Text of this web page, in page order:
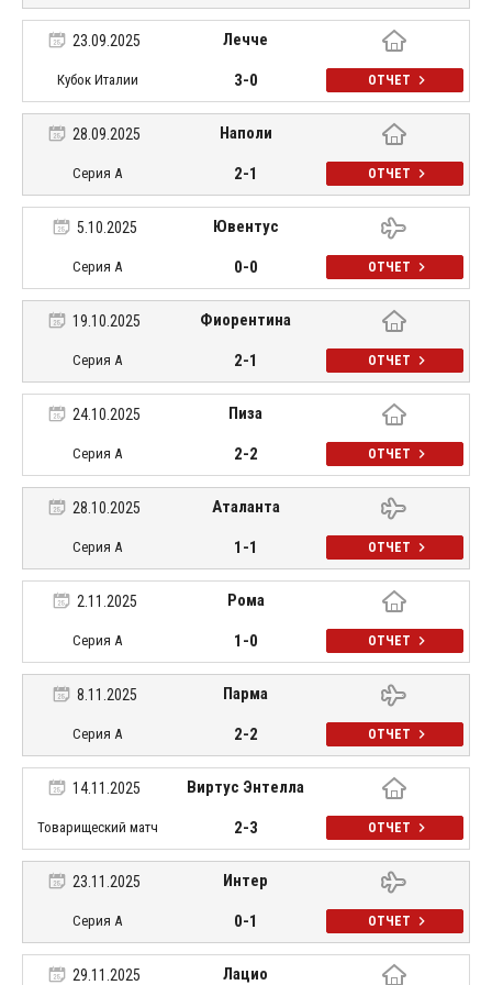
23.09.2025 Лечче
Кубок Италии 3-0 ОТЧЕТ
28.09.2025 Наполи
Серия А 2-1 ОТЧЕТ
5.10.2025 Ювентус
Серия А 0-0 ОТЧЕТ
19.10.2025 Фиорентина
Серия А 2-1 ОТЧЕТ
24.10.2025 Пиза
Серия А 2-2 ОТЧЕТ
28.10.2025 Аталанта
Серия А 1-1 ОТЧЕТ
2.11.2025 Рома
Серия А 1-0 ОТЧЕТ
8.11.2025 Парма
Серия А 2-2 ОТЧЕТ
14.11.2025 Виртус Энтелла
Товарищеский матч 2-3 ОТЧЕТ
23.11.2025 Интер
Серия А 0-1 ОТЧЕТ
29.11.2025 Лацио